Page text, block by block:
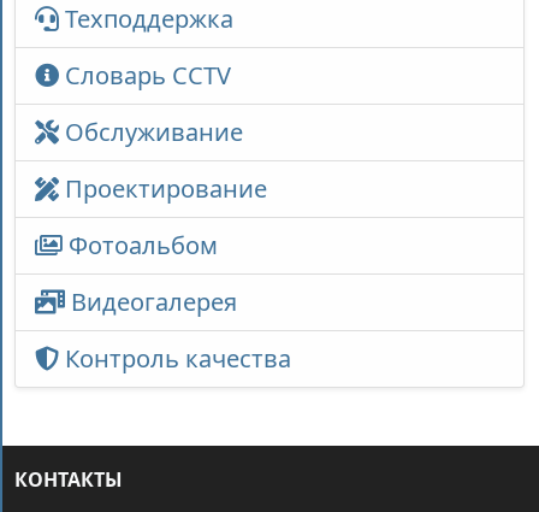
Техподдержка
Словарь CCTV
Обслуживание
Проектирование
Фотоальбом
Видеогалерея
Контроль качества
КОНТАКТЫ